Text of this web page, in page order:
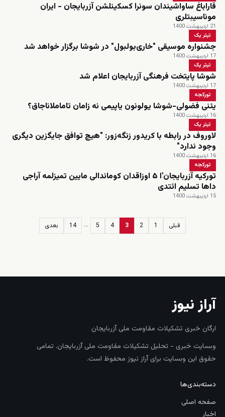
قاراباغ ساواشیندان سونرا کسکینلشن آزربایجان - ایران
موناسیبتلری
21 اردیبهشت 1400
تیتر یک
جشنواره موسیقی "خاری‌بولبول" در شوشا برگزار خواهد شد
17 اردیبهشت 1400
تیتر یک
شوشا پایتخت فرهنگی آزربایجان اعلام شد
17 اردیبهشت 1400
تورکجه
یئنی فضولی-شوشا یولونون یاپیمی نه زامان تاماملاناجاق؟
16 اردیبهشت 1400
تیتر یک
لاوروف در رابطه با کریدور زنگه‌زور: "هیچ توافق جایگزین دیگری
وجود ندارد"
16 اردیبهشت 1400
تورکجه
تورکیه آزربایجان'ا ۵ اوزاقدان کوماندالی مایین تمیزلمه آراجی
داها تسلیم ائتدی
15 اردیبهشت 1400
قبلی 1
2
3
4
5
…
14 بعدی
آراز نیوز
ارگان خبری تشکیلات مقاومت ملی آزربایجان
وبسایت خبری - تحلیل تشکیلات مقاومت ملی آزربایجان. تمامی
حقوق این وبسایت برای آراز نیوز محفوظ است.
دسته‌بندی‌ها
صفحه اصلی
اخبار